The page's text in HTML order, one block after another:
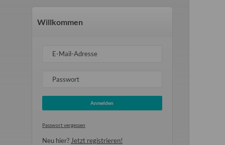
Willkommen
E-Mail-Adresse
Passwort
Anmelden
Passwort vergessen
Neu hier? Jetzt registrieren!